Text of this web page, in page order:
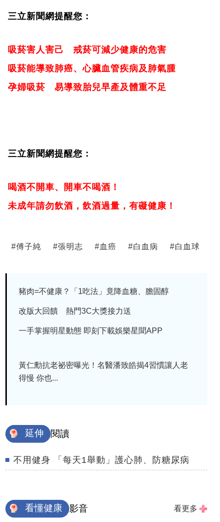
三立新聞網提醒您：
吸菸害人害己 戒菸可減少健康的危害
吸菸能導致肺癌、心臟血管疾病及肺氣腫
孕婦吸菸 易導致胎兒早產及體重不足
三立新聞網提醒您：
喝酒不開車、開車不喝酒！
未成年請勿飲酒，飲酒過量，有礙健康！
#傅子純 #張明志 #血癌 #白血病 #白血球
豬肉=不健康？「1吃法」竟降血糖、膽固醇
改版大回饋 熱門3C大獎接力送
一手掌握明星動態 即刻下載娛樂星聞APP
黃仁勳抗老祕密曝光！名醫潘致皓揭4習慣讓人老
得慢 你也...
延伸 閱讀
不用健身 「每天1舉動」護心肺、防糖尿病
看懂健康 影音 看更多